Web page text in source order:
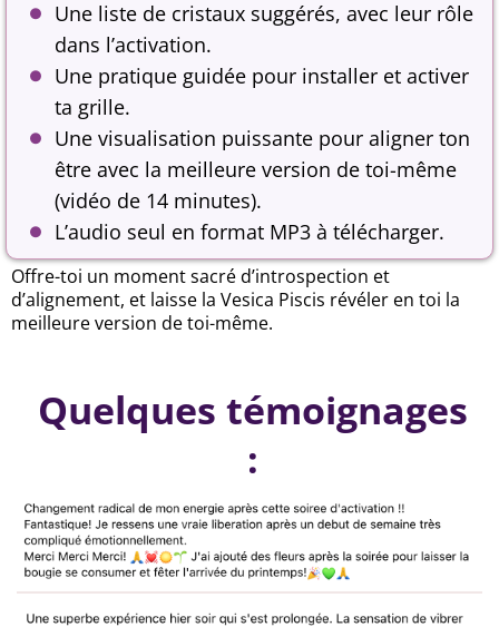
Une liste de cristaux suggérés, avec leur rôle
dans l’activation.
Une pratique guidée pour installer et activer
ta grille.
Une visualisation puissante pour aligner ton
être avec la meilleure version de toi-même
(vidéo de 14 minutes).
L’audio seul en format MP3 à télécharger.
Offre-toi un moment sacré d’introspection et
d’alignement, et laisse la Vesica Piscis révéler en toi la
meilleure version de toi-même.
Quelques témoignages
: